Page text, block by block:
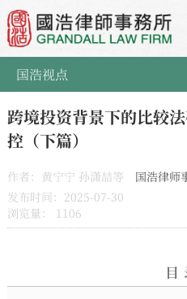
国浩视点
跨境投资背景下的比较
控（下篇）
作者：黄宁宁 孙潇喆等
国浩律师
发布时间：2025-07-30
浏览量：
1106
目